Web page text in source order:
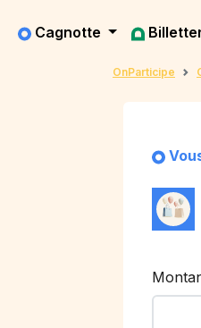
Cagnotte
OnParticipe